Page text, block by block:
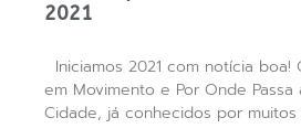
2021
Iniciamos 2021 com notícia boa!
em Movimento e Por Onde Passa
Cidade, já conhecidos por